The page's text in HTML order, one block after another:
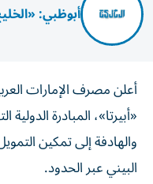
أبوظبي:
أعلن مصرف الإمارات
«أبيرتا»، المبادرة
والهادفة إلى تمكين
البيني عبر الحدود.